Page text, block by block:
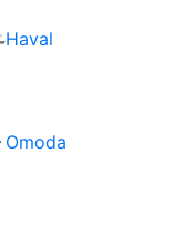
Haval
Omoda